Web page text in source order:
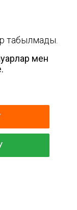
табылмады.
мен